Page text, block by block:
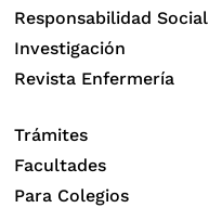
Responsabilidad Social
Investigación
Revista Enfermería
Trámites
Facultades
Para Colegios